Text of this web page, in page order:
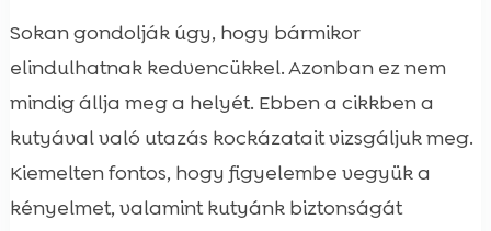
Sokan gondolják úgy, hogy bármikor
elindulhatnak kedvencükkel. Azonban ez nem
mindig állja meg a helyét. Ebben a cikkben a
kutyával való utazás kockázatait vizsgáljuk meg.
Kiemelten fontos, hogy figyelembe vegyük a
kényelmet, valamint kutyánk biztonságát